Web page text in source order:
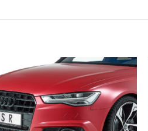
Ajouter
à la
wishlist